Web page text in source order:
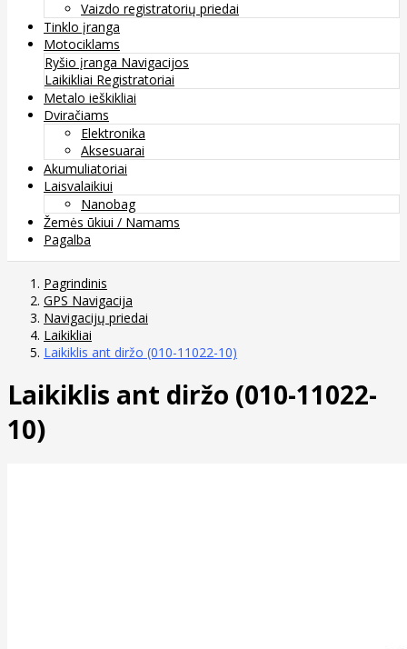
Vaizdo registratorių priedai
Tinklo įranga
Motociklams
Ryšio įranga Navigacijos
Laikikliai Registratoriai
Metalo ieškikliai
Dviračiams
Elektronika
Aksesuarai
Akumuliatoriai
Laisvalaikiui
Nanobag
Žemės ūkiui / Namams
Pagalba
Pagrindinis
GPS Navigacija
Navigacijų priedai
Laikikliai
Laikiklis ant diržo (010-11022-10)
Laikiklis ant diržo (010-11022-
10)